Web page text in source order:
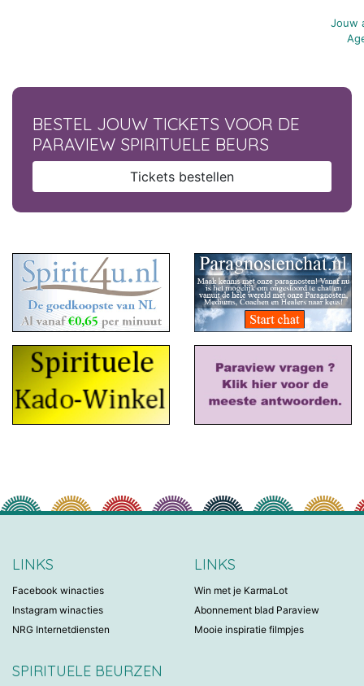
Jouw
BESTEL JOUW TICKETS VOOR DE
PARAVIEW SPIRITUELE BEURS
Tickets bestellen
LINKS
Facebook winacties
Instagram winacties
NRG Internetdiensten
LINKS
Win met je KarmaLot
Abonnement blad Paraview
Mooie inspiratie filmpjes
SPIRITUELE BEURZEN